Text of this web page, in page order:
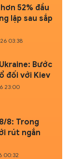
52% đầu
lập sau sắp
03:38
Bước
đối với Kiev
23:00
8: Trong
rút ngắn
00:32